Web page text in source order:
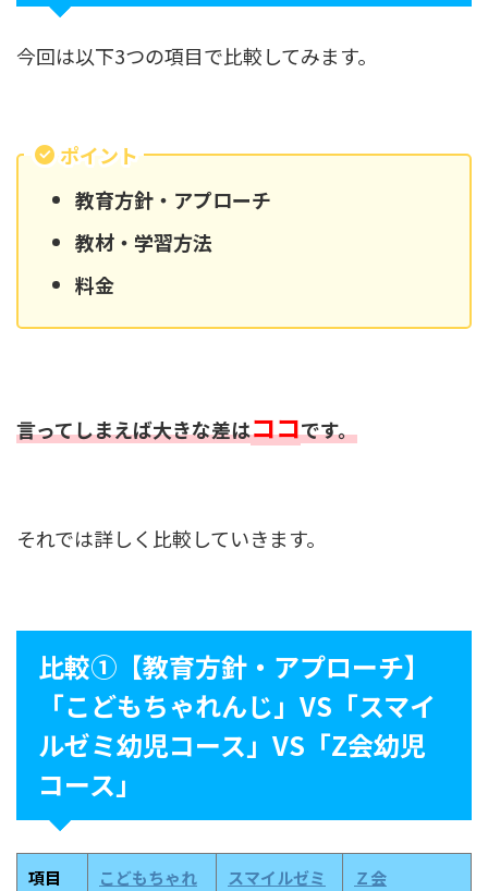
今回は以下3つの項目で比較してみます。
ポイント
教育方針・アプローチ
教材・学習方法
料金
言ってしまえば大きな差はココです。
それでは詳しく比較していきます。
比較①【教育方針・アプローチ】
「こどもちゃれんじ」VS「スマイ
ルゼミ幼児コース」VS「Z会幼児
コース」
項目
こどもちゃれ
スマイルゼミ Ｚ会